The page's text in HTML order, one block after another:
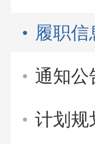
履职信
通知公
计划规